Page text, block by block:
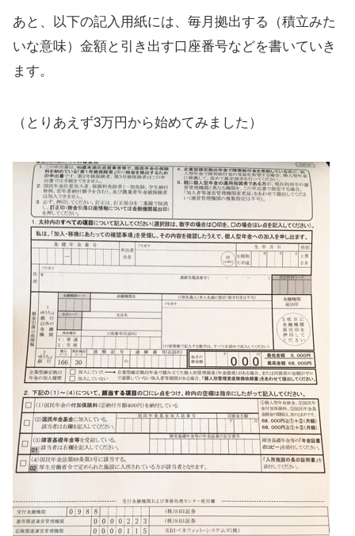
あと、以下の記入用紙には、毎月拠出する（積立みた
いな意味）金額と引き出す口座番号などを書いていき
ます。
（とりあえず3万円から始めてみました）